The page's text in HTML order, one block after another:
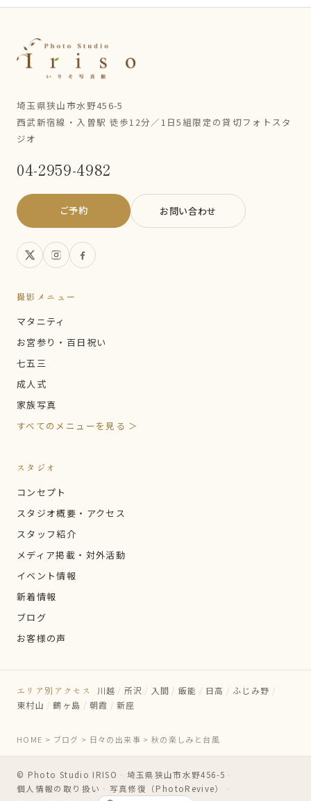
埼玉県狭山市水野456-5
西武新宿線・入曽駅 徒歩12分／1日5組限定の貸切フォトスタ
ジオ
04-2959-4982
ご予約 お問い合わせ
撮影メニュー
マタニティ
お宮参り・百日祝い
七五三
成人式
家族写真
すべてのメニューを見る ＞
スタジオ
コンセプト
スタジオ概要・アクセス
スタッフ紹介
メディア掲載・対外活動
イベント情報
新着情報
ブログ
お客様の声
エリア別アクセス 川越 / 所沢 / 入間 / 飯能 / 日高 / ふじみ野 /
東村山 / 鶴ヶ島 / 朝霞 / 新座
HOME > ブログ > 日々の出来事 > 秋の楽しみと台風
© Photo Studio IRISO ・ 埼玉県狭山市水野456-5 ・
個人情報の取り扱い ・ 写真修復（PhotoRevive）
・